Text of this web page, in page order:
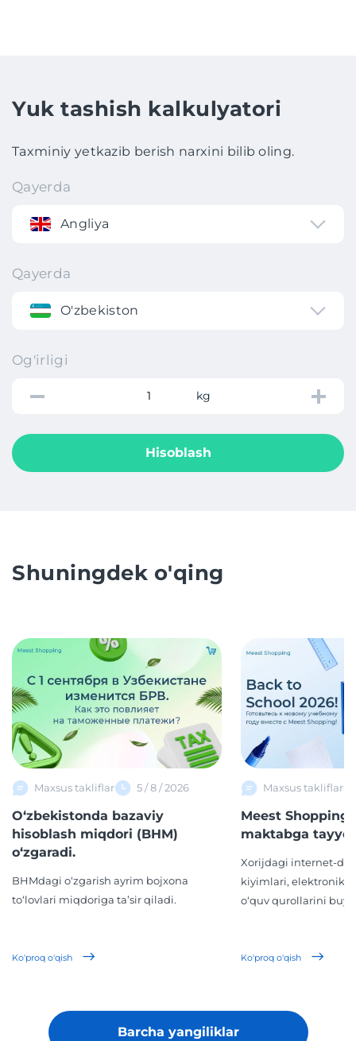
Yuk tashish kalkulyatori
Taxminiy yetkazib berish narxini bilib oling.
Qayerda
Angliya
Qayerda
O'zbekiston
Og'irligi
kg
Hisoblash
Shuningdek o'qing
Maxsus takliflar 5 / 8 / 2026
O‘zbekistonda bazaviy
hisoblash miqdori (BHM)
o‘zgaradi.
BHMdagi o‘zgarish ayrim bojxona
to‘lovlari miqdoriga ta’sir qiladi.
Ko'proq o'qish
Maxsus takliflar
Meest Shopping
maktabga
Xorijdagi internet-
kiyimlari, elektronika,
o‘quv qurollarini
Ko'proq o'qish
Barcha yangiliklar